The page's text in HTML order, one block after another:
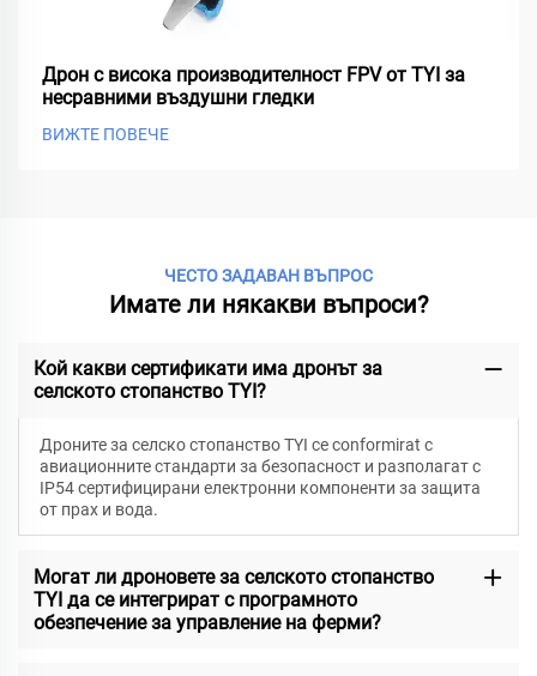
Дрон с висока производителност FPV от TYI за
несравними въздушни гледки
ВИЖТЕ ПОВЕЧЕ
ЧЕСТО ЗАДАВАН ВЪПРОС
Имате ли някакви въпроси?
Кой какви сертификати има дронът за
селското стопанство TYI?
Дроните за селско стопанство TYI се conformirat с
авиационните стандарти за безопасност и разполагат с
IP54 сертифицирани електронни компоненти за защита
от прах и вода.
Могат ли дроновете за селското стопанство
TYI да се интегрират с програмното
обезпечение за управление на ферми?